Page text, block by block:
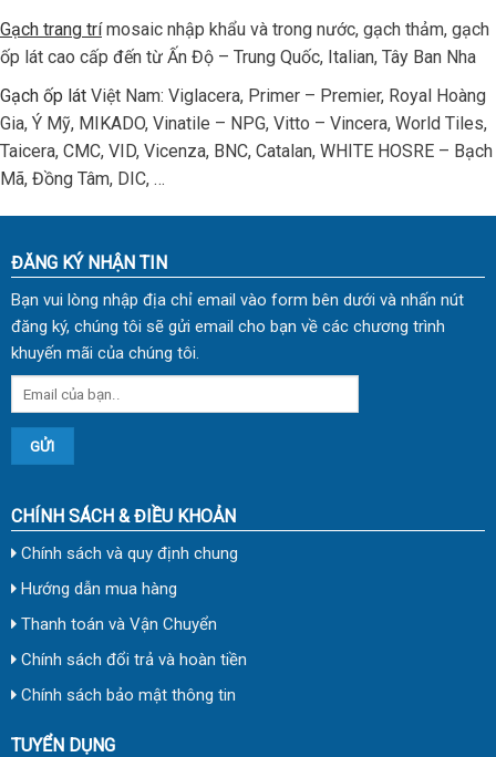
Gạch trang trímosaic nhập khẩu và trong nước, gạch thảm, gạch
ốp lát cao cấp đến từ Ấn Độ – Trung Quốc, Italian, Tây Ban Nha
Gạch ốp lát Việt Nam: Viglacera, Primer – Premier, Royal Hoàng
Gia, Ý Mỹ, MIKADO, Vinatile – NPG, Vitto – Vincera, World Tiles,
Taicera, CMC, VID, Vicenza, BNC, Catalan, WHITE HOSRE – Bạch
Mã, Đồng Tâm, DIC, …
ĐĂNG KÝ NHẬN TIN
Bạn vui lòng nhập địa chỉ email vào form bên dưới và nhấn nút
đăng ký, chúng tôi sẽ gửi email cho bạn về các chương trình
khuyến mãi của chúng tôi.
CHÍNH SÁCH & ĐIỀU KHOẢN
Chính sách và quy định chung
Hướng dẫn mua hàng
Thanh toán và Vận Chuyển
Chính sách đổi trả và hoàn tiền
Chính sách bảo mật thông tin
TUYỂN DỤNG